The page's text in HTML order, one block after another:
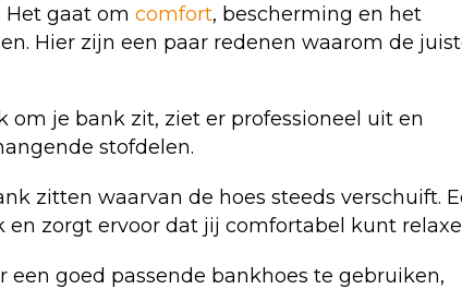
gaat om comfort, bescherming en het
Hier zijn een paar redenen waarom de
om je bank zit, ziet er professioneel uit en
stofdelen.
zitten waarvan de hoes steeds verschuift.
zorgt ervoor dat jij comfortabel kunt
een goed passende bankhoes te gebruiken,